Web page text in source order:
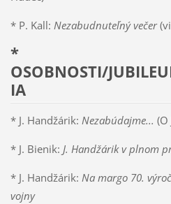
* P. Kall: Nezabudnuteľný večer
*
OSOBNOSTI/
IA
* J. Handžárik: Nezabúdajme... (O
* J. Bienik: J. Handžárik v plnom
* J. Handžárik: Na margo 70.
vojny